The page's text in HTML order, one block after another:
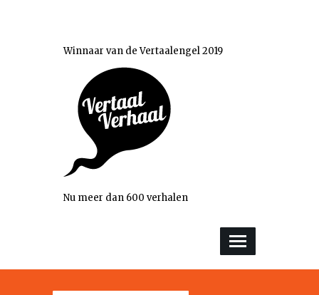
Winnaar van de Vertaalengel 2019
Nu meer dan 600 verhalen